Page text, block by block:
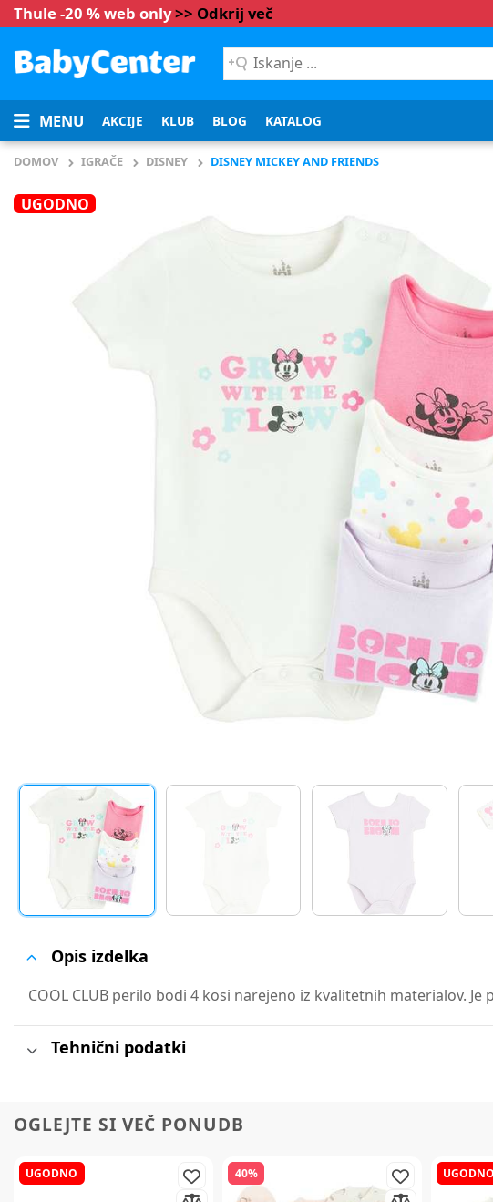
Thule -20 % web only>> Odkrij več
Iskanje
...
MENU AKCIJE KLUB BLOG KATALOG
DOMOV IGRAČE DISNEY DISNEY MICKEY AND FRIENDS
UGODNO
Opis izdelka
COOL CLUB perilo bodi 4 kosi narejeno iz kvalitetnih materialov.
Tehnični podatki
OGLEJTE SI VEČ PONUDB
UGODNO 40% UGODNO